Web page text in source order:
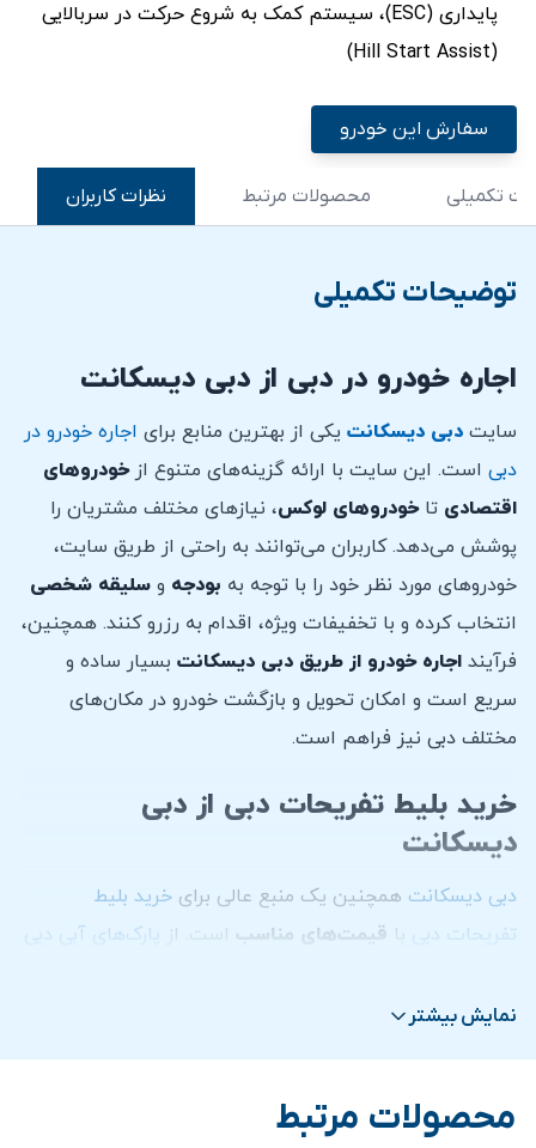
پایداری (ESC)، سیستم کمک به شروع حرکت در سربالایی
(Hill Start Assist)
سفارش این خودرو
تکمیلی محصولات مرتبط نظرات کاربران
توضیحات تکمیلی
اجاره خودرو در دبی از دبی دیسکانت
سایت دبی دیسکانت یکی از بهترین منابع برای اجاره خودرو در
دبی است. این سایت با ارائه گزینه‌های متنوع ازخودروهای
اقتصادی تاخودروهای لوکس، نیازهای مختلف مشتریان را
پوشش می‌دهد. کاربران می‌توانند به راحتی از طریق سایت،
خودروهای مورد نظر خود را با توجه به بودجه و سلیقه شخصی
انتخاب کرده و با تخفیفات ویژه، اقدام به رزرو کنند. همچنین،
فرآیند اجاره خودرو از طریق دبی دیسکانت بسیار ساده و
سریع است و امکان تحویل و بازگشت خودرو در مکان‌های
مختلف دبی نیز فراهم است.
خرید بلیط تفریحات دبی از دبی
دیسکانت
دبی دیسکانت همچنین یک منبع عالی برای خرید بلیط
تفریحات دبی با قیمت‌های مناسب است. از پارک‌های آبی دبی
بازدید از برج خلیفه
از تجربه‌ای بدون دغدغه و اقتصادی در دبی لذت ببرند.
نمایش بیشتر
محصولات مرتبط